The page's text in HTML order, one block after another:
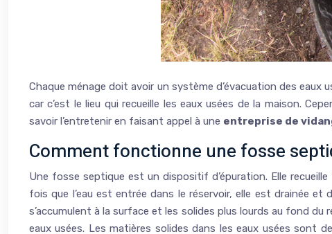
Chaque ménage doit avoir un système d’évacuation des eaux
car c’est le lieu qui recueille les eaux usées de la maison.
savoir l’entretenir en faisant appel à une entreprise de
Comment fonctionne une fosse
Une fosse septique est un dispositif d’épuration. Elle
fois que l’eau est entrée dans le réservoir, elle est drainée
s’accumulent à la surface et les solides plus lourds au fond du
eaux usées. Les matières solides dans les eaux usées sont